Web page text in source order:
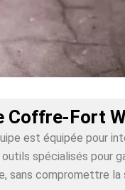
Coffre-Fort
est équipée pour
spécialisés pour
sans compromettre